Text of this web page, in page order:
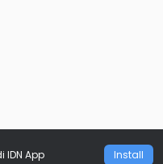
IDN App Install